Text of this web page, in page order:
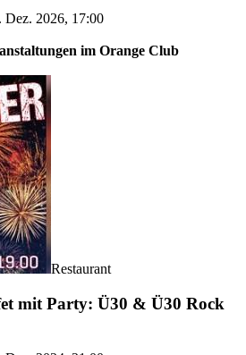
Dez. 2026, 17:00
im Orange Club
Restaurant
mit Party: Ü30 & Ü30 Rock